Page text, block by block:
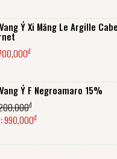
Ý Xi Măng Le Argille
đ
Ý F Negroamaro 15%
đ
990,000đ